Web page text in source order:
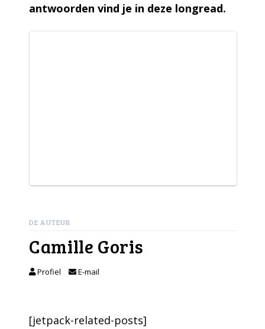
antwoorden vind je in deze longread.
DE AUTEUR
Camille Goris
Profiel E-mail
[jetpack-related-posts]